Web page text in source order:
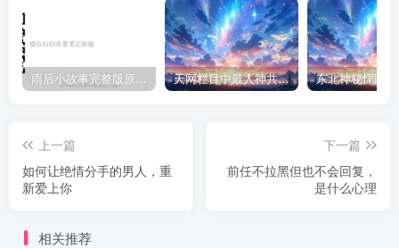
雨后小故事完整版原片动态图（图+文字解说版） 天网栏目中最人神共愤的一期《消失的夫妻》
上一篇
如何让绝情分手的男人，重
新爱上你
下一篇
前任不拉黑但也不会回复，
是什么心理
相关推荐